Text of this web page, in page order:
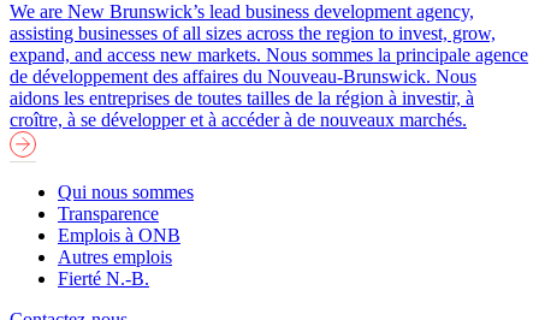
We are New Brunswick’s lead business development agency,
assisting businesses of all sizes across the region to invest, grow,
expand, and access new markets. Nous sommes la principale agence
de développement des affaires du Nouveau-Brunswick. Nous
aidons les entreprises de toutes tailles de la région à investir, à
croître, à se développer et à accéder à de nouveaux marchés.
Qui nous sommes
Transparence
Emplois à ONB
Autres emplois
Fierté N.-B.